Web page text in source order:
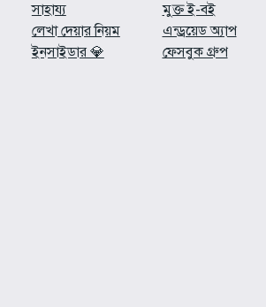
সাহায্য
লেখা দেয়ার নিয়ম
ইনসাইডার 💎
মুক্ত ই-বই
এন্ড্রয়েড অ্যাপ
ফেসবুক গ্রুপ